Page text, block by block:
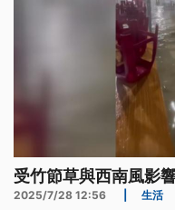
受竹節草與西南風影
2025/7/28 12:56 生活